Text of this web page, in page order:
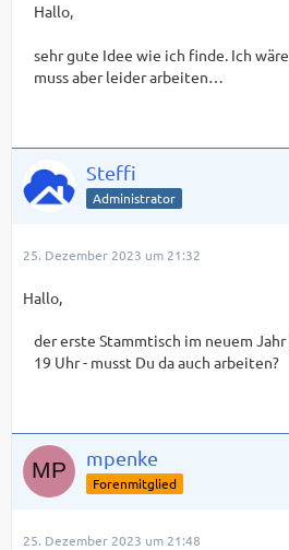
Hallo,
sehr gute Idee wie ich finde. Ich
muss aber leider arbeiten…
Steffi
Administrator
25. Dezember 2023 um 21:32
Hallo,
der erste Stammtisch im neuem
19 Uhr - musst Du da auch arbeiten?
mpenke
Forenmitglied
25. Dezember 2023 um 21:48